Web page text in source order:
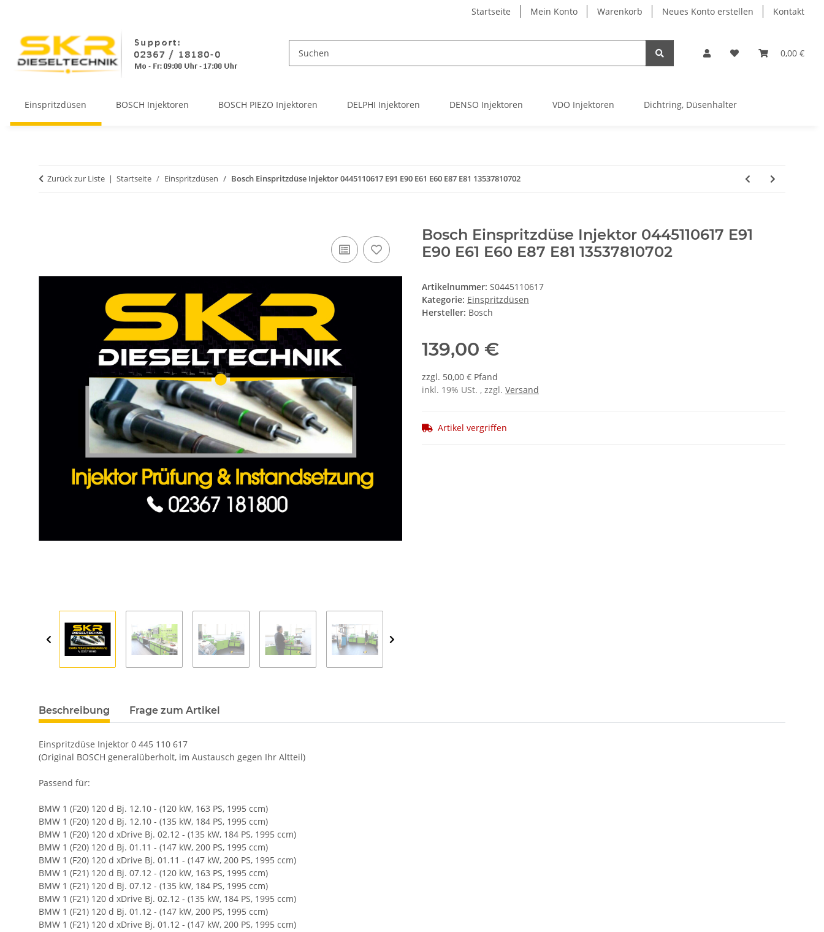
Startseite Mein Konto Warenkorb Neues Konto erstellen Kontakt
0,00 €
Einspritzdüsen BOSCH Injektoren BOSCH PIEZO Injektoren DELPHI Injektoren DENSO Injektoren VDO Injektoren Dichtring, Düsenhalter
Zurück zur Liste Startseite Einspritzdüsen Bosch Einspritzdüse Injektor 0445110617 E91 E90 E61 E60 E87 E81 13537810702
Bosch Einspritzdüse Injektor 0445110617 E91
E90 E61 E60 E87 E81 13537810702
Artikelnummer: S0445110617
Kategorie: Einspritzdüsen
Hersteller: Bosch
139,00 €
zzgl. 50,00 € Pfand
inkl. 19% USt. , zzgl. Versand
Artikel vergriffen
Beschreibung Frage zum Artikel
Einspritzdüse Injektor 0 445 110 617
(Original BOSCH generalüberholt, im Austausch gegen Ihr Altteil)
Passend für:
BMW 1 (F20) 120 d Bj. 12.10 - (120 kW, 163 PS, 1995 ccm)
BMW 1 (F20) 120 d Bj. 12.10 - (135 kW, 184 PS, 1995 ccm)
BMW 1 (F20) 120 d xDrive Bj. 02.12 - (135 kW, 184 PS, 1995 ccm)
BMW 1 (F20) 120 d Bj. 01.11 - (147 kW, 200 PS, 1995 ccm)
BMW 1 (F20) 120 d xDrive Bj. 01.11 - (147 kW, 200 PS, 1995 ccm)
BMW 1 (F21) 120 d Bj. 07.12 - (120 kW, 163 PS, 1995 ccm)
BMW 1 (F21) 120 d Bj. 07.12 - (135 kW, 184 PS, 1995 ccm)
BMW 1 (F21) 120 d xDrive Bj. 02.12 - (135 kW, 184 PS, 1995 ccm)
BMW 1 (F21) 120 d Bj. 01.12 - (147 kW, 200 PS, 1995 ccm)
BMW 1 (F21) 120 d xDrive Bj. 01.12 - (147 kW, 200 PS, 1995 ccm)